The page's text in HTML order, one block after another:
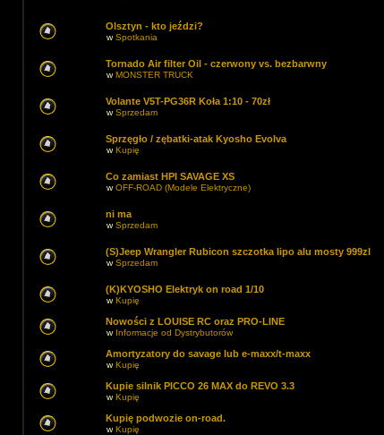
Olsztyn - kto jeździ?
wSpotkania
Tornado Air filter Oil - czerwony vs. bezbarwny
wMONSTER TRUCK
Volante V5T-PG36R Koła 1:10 - 70zł
wSprzedam
Sprzęgło / zębatki-atak Kyosho Evolva
wKupię
Co zamiast HPI SAVAGE XS
wOFF-ROAD (Modele Elektryczne)
ni ma
wSprzedam
(S)Jeep Wrangler Rubicon szczotka lipo alu mosty 999zl
wSprzedam
(K)KYOSHO Elektryk on road 1/10
wKupię
Nowości z LOUISE RC oraz PRO-LINE
w Informacje od Dystrybutorów
Amortyzatory do savage lub e-maxx/t-maxx
wKupię
Kupie silnik PICCO 26 MAX do REVO 3.3
wKupię
Kupię podwozie on-road.
wKupię